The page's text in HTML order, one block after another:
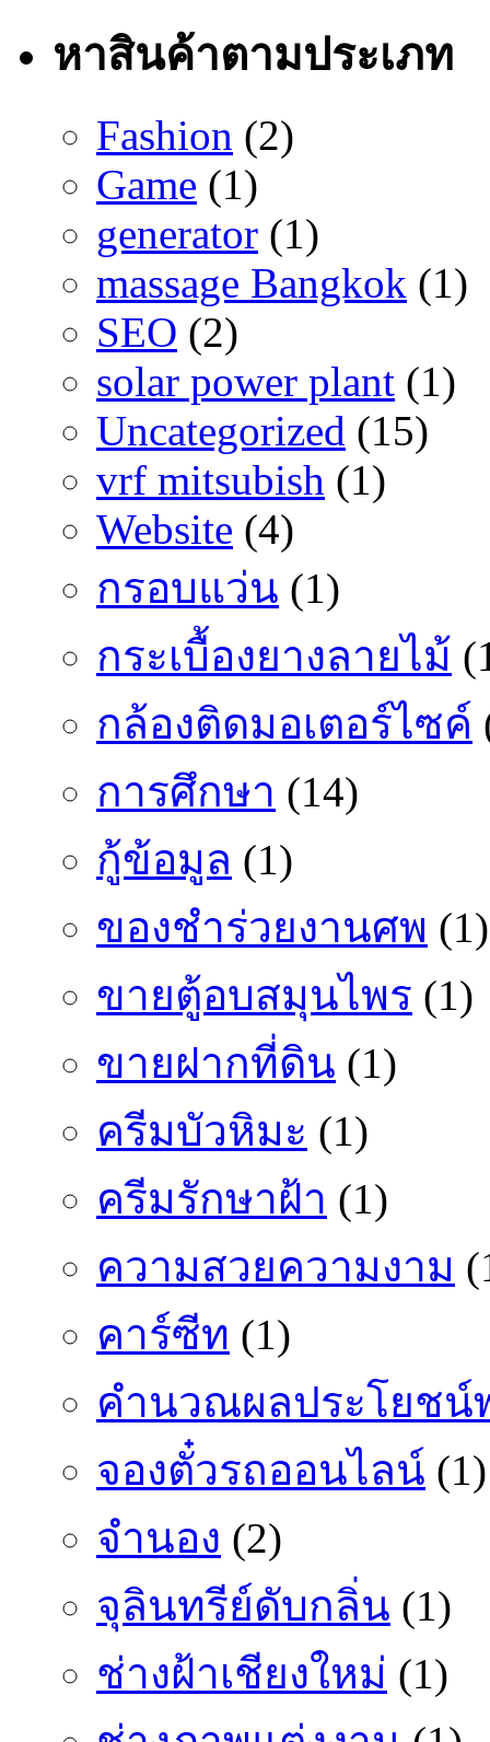
หาสินค้าตามประเภท
Fashion (2)
Game (1)
generator (1)
massage Bangkok (1)
SEO (2)
solar power plant (1)
Uncategorized (15)
vrf mitsubish (1)
Website (4)
กรอบแว่น (1)
กระเบื้องยางลายไม้
กล้องติดมอเตอร์ไซค์
การศึกษา (14)
กู้ข้อมูล (1)
ของชำร่วยงานศพ (1)
ขายตู้อบสมุนไพร (1)
ขายฝากที่ดิน (1)
ครีมบัวหิมะ (1)
ครีมรักษาฝ้า (1)
ความสวยความงาม
คาร์ซีท (1)
คำนวณผลประโยชน์
จองตั๋วรถออนไลน์ (1)
จำนอง (2)
จุลินทรีย์ดับกลิ่น (1)
ช่างฝ้าเชียงใหม่ (1)